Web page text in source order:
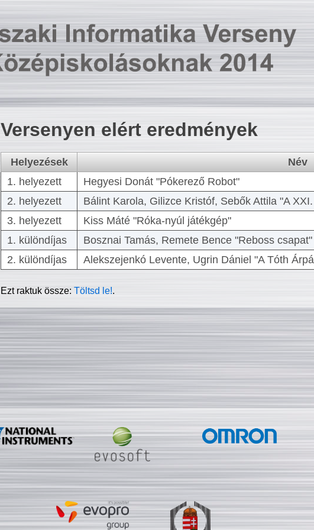
Versenyen elért eredmények
Helyezések
Név
1. helyezett
Hegyesi Donát "Pókerező Robot"
2. helyezett
Bálint Karola, Gilizce Kristóf, Sebők Attila "A
3. helyezett
Kiss Máté "Róka-nyúl játékgép"
1. különdíjas
Bosznai Tamás, Remete Bence "Reboss csapat"
2. különdíjas
Alekszejenkó Levente, Ugrin Dániel "A Tóth
Ezt raktuk össze:Töltsd le!.